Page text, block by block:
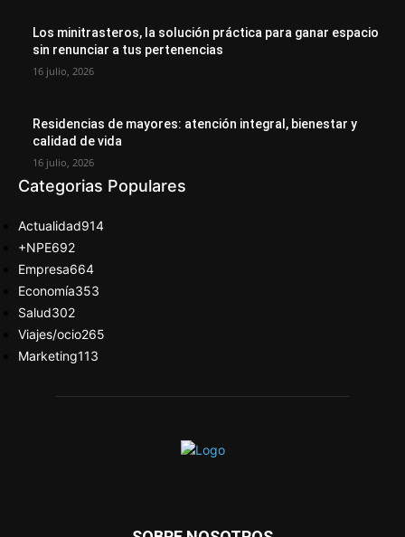
Los minitrasteros, la solución práctica para ganar espacio
sin renunciar a tus pertenencias
16 julio, 2026
Residencias de mayores: atención integral, bienestar y
calidad de vida
16 julio, 2026
Categorias Populares
Actualidad914
+NPE692
Empresa664
Economía353
Salud302
Viajes/ocio265
Marketing113